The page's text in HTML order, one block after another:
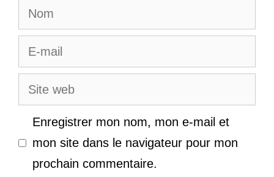
Nom
E-
mail
Site
web
Enregistrer mon nom, mon e-mail et
mon site dans le navigateur pour mon
prochain commentaire.